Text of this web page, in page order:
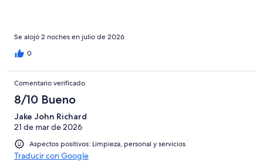
Se alojó 2 noches en julio de 2026
0
Comentario verificado
8/10 Bueno
Jake John Richard
21 de mar de 2026
Aspectos positivos: Limpieza, personal y servicios
Traducir con Google